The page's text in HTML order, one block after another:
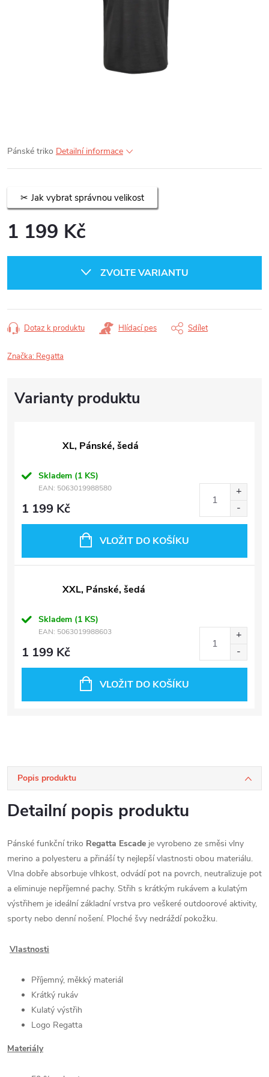
Pánské triko Detailní informace
Jak vybrat správnou velikost
1 199 Kč
ZVOLTE VARIANTU
Dotaz k produktu Hlídací pes Sdílet
Značka: Regatta
XL, Pánské, šedá
Skladem (1 KS)
EAN: 5063019988580
1 199 Kč
VLOŽIT DO KOŠÍKU
XXL, Pánské, šedá
Skladem (1 KS)
EAN: 5063019988603
1 199 Kč
VLOŽIT DO KOŠÍKU
Popis produktu
Detailní popis produktu
Pánské funkční triko Regatta Escade je vyrobeno ze směsi vlny
merino a polyesteru a přináší ty nejlepší vlastnosti obou materiálu.
Vlna dobře absorbuje vlhkost, odvádí pot na povrch, neutralizuje pot
a eliminuje nepříjemné pachy. Střih s krátkým rukávem a kulatým
výstřihem je ideální základní vrstva pro veškeré outdoorové aktivity,
sporty nebo denní nošení. Ploché švy nedráždí pokožku.
Vlastnosti
Příjemný, měkký materiál
Krátký rukáv
Kulatý výstřih
Logo Regatta
Materiály